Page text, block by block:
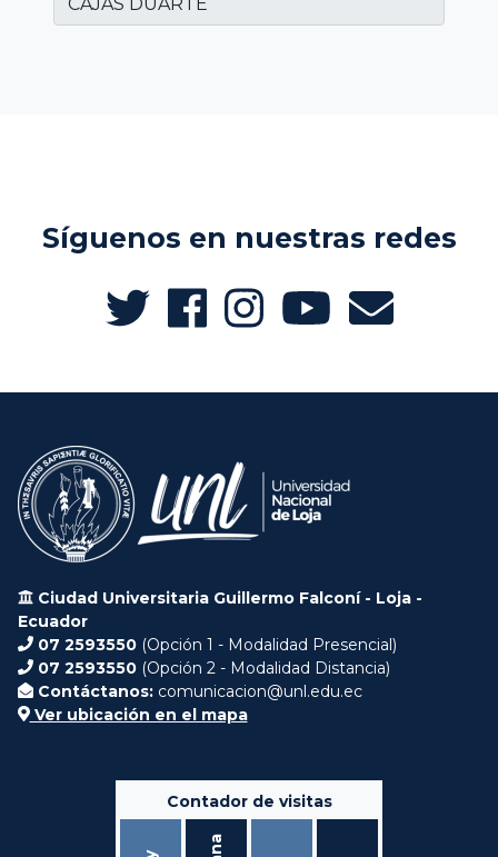
Síguenos en nuestras redes
Ciudad Universitaria Guillermo Falconí - Loja -
Ecuador
07 2593550 (Opción 1 - Modalidad Presencial)
07 2593550 (Opción 2 - Modalidad Distancia)
Contáctanos: comunicacion@unl.edu.ec
Ver ubicación en el mapa
Contador de visitas